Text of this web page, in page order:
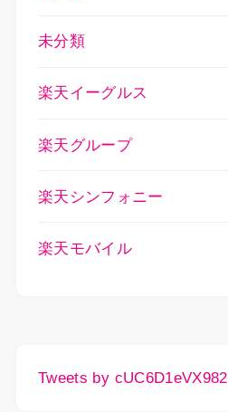
未分類
楽天イーグルス
楽天グループ
楽天シンフォニー
楽天モバイル
Tweets by cUC6D1eVX982